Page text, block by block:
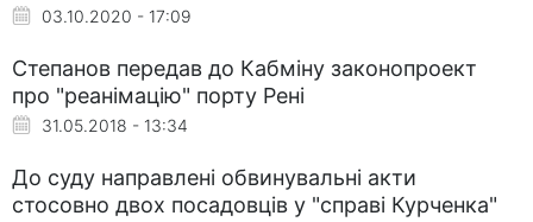
03.10.2020 - 17:09
Степанов передав до Кабміну законопроект
про "реанімацію" порту Рені
31.05.2018 - 13:34
До суду направлені обвинувальні акти
стосовно двох посадовців у "справі Курченка"